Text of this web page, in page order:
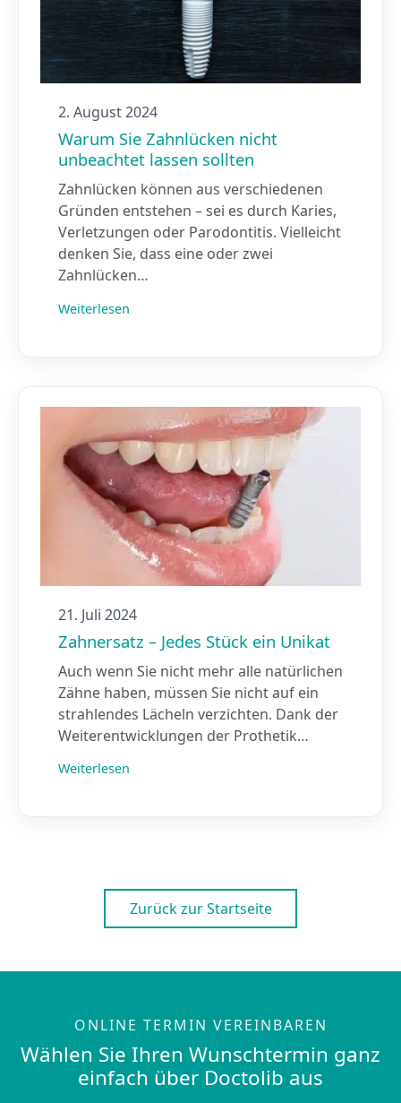
2. August 2024
Warum Sie Zahnlücken nicht
unbeachtet lassen sollten
Zahnlücken können aus verschiedenen
Gründen entstehen – sei es durch Karies,
Verletzungen oder Parodontitis. Vielleicht
denken Sie, dass eine oder zwei
Zahnlücken…
Weiterlesen
21. Juli 2024
Zahnersatz – Jedes Stück ein Unikat
Auch wenn Sie nicht mehr alle natürlichen
Zähne haben, müssen Sie nicht auf ein
strahlendes Lächeln verzichten. Dank der
Weiterentwicklungen der Prothetik…
Weiterlesen
Zurück zur Startseite
ONLINE TERMIN VEREINBAREN
Wählen Sie Ihren Wunschtermin ganz
einfach über Doctolib aus